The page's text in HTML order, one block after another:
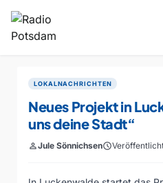
LOKALNACHRICHTEN
Neues Projekt in
uns deine Stadt“
personJule Sönnichsenschedule